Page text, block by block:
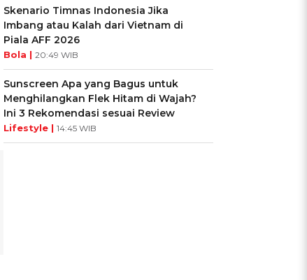
Skenario Timnas Indonesia Jika
Imbang atau Kalah dari Vietnam di
Piala AFF 2026
Bola | 20:49 WIB
Sunscreen Apa yang Bagus untuk
Menghilangkan Flek Hitam di Wajah?
Ini 3 Rekomendasi sesuai Review
Lifestyle | 14:45 WIB